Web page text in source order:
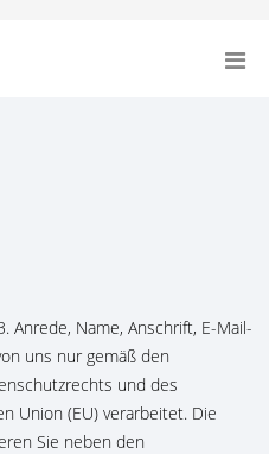
Anrede, Name, Anschrift, E-Mail-
uns nur gemäß den
und des
Union (EU) verarbeitet. Die
Sie neben den